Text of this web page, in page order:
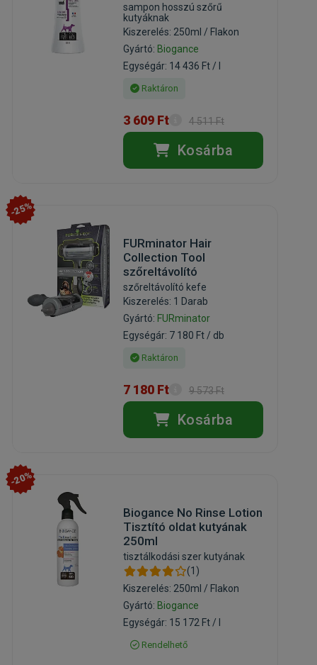
sampon hosszú szőrű
kutyáknak
Kiszerelés: 250ml / Flakon
Gyártó: Biogance
Egységár: 14 436 Ft / l
Raktáron
3 609 Ft 4 511 Ft
Kosárba
-25%
FURminator Hair
Collection Tool
szőreltávolító
szőreltávolító kefe
Kiszerelés: 1 Darab
Gyártó: FURminator
Egységár: 7 180 Ft / db
Raktáron
7 180 Ft 9 573 Ft
Kosárba
-20%
Biogance No Rinse Lotion
Tisztító oldat kutyának
250ml
tisztálkodási szer kutyának
(1)
Kiszerelés: 250ml / Flakon
Gyártó: Biogance
Egységár: 15 172 Ft / l
Rendelhető